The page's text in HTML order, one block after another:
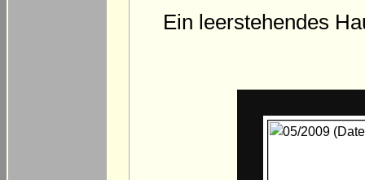
Ein leerstehendes